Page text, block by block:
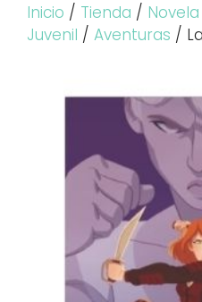
Inicio / Tienda / Novela
Juvenil / Aventuras /